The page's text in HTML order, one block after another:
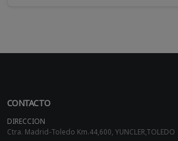
CONTACTO
DIRECCION
Ctra. Madrid-Toledo Km.44,600, YUNCLER,TOLEDO